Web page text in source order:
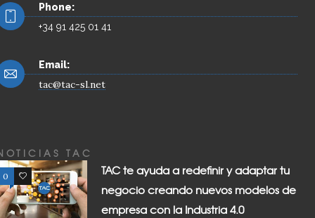
Phone:
+34 91 425 01 41
Email:
tac@tac-sl.net
TAC
0 0
TAC te ayuda a redefinir y adaptar tu
negocio creando nuevos modelos de
empresa con la Industria 4.0